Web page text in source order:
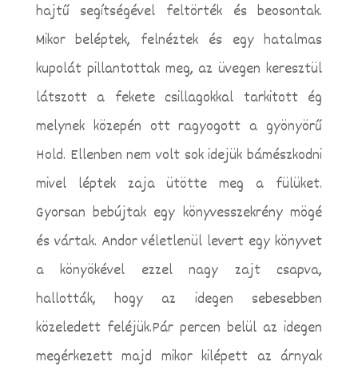
hajtű segítségével feltörték és beosontak.
Mikor beléptek, felnéztek és egy hatalmas
kupolát pillantottak meg, az üvegen keresztül
látszott a fekete csillagokkal tarkitott ég
melynek közepén ott ragyogott a gyönyörű
Hold. Ellenben nem volt sok idejük bámészkodni
mivel léptek zaja ütötte meg a fülüket.
Gyorsan bebújtak egy könyvesszekrény mögé
és vártak. Andor véletlenül levert egy könyvet
a könyökével ezzel nagy zajt csapva,
hallották, hogy az idegen sebesebben
közeledett feléjük.Pár percen belül az idegen
megérkezett majd mikor kilépett az árnyak